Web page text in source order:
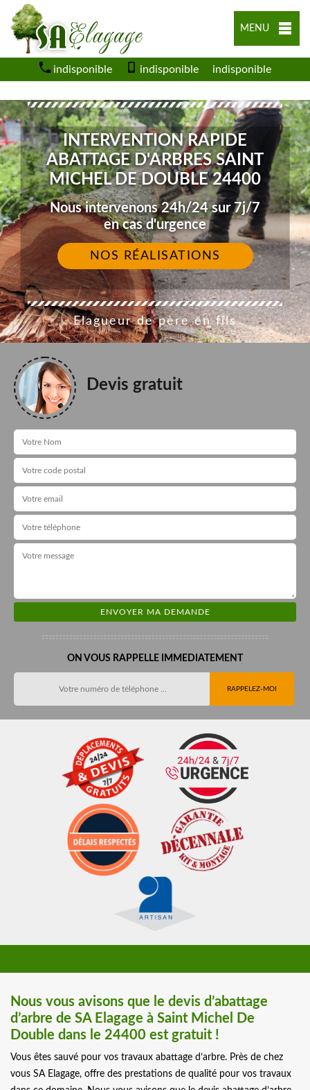
MENU
indisponible indisponible indisponible
INTERVENTION RAPIDE
ABATTAGE D'ARBRES SAINT
MICHEL DE DOUBLE 24400
Nous intervenons 24h/24 sur 7j/7
en cas d'urgence
NOS RÉALISATIONS
Elagueur de père en fils
Devis gratuit
ON VOUS RAPPELLE IMMEDIATEMENT
Nous vous avisons que le devis d’abattage
d’arbre de SA Elagage à Saint Michel De
Double dans le 24400 est gratuit !
Vous êtes sauvé pour vos travaux abattage d’arbre. Près de chez
vous SA Elagage, offre des prestations de qualité pour vos travaux